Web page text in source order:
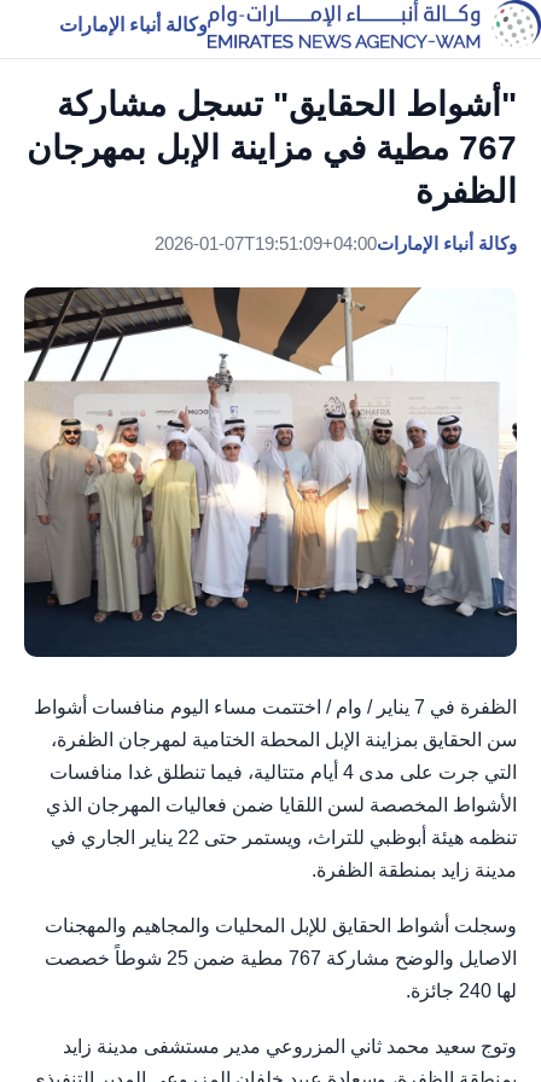
وكالة أنباء الإمارات
"أشواط الحقايق" تسجل مشاركة
767 مطية في مزاينة الإبل بمهرجان
الظفرة
وكالة أنباء الإمارات2026-01-07T19:51:09+04:00
الظفرة في 7 يناير / وام / اختتمت مساء اليوم منافسات أشواط
سن الحقايق بمزاينة الإبل المحطة الختامية لمهرجان الظفرة،
التي جرت على مدى 4 أيام متتالية، فيما تنطلق غدا منافسات
الأشواط المخصصة لسن اللقايا ضمن فعاليات المهرجان الذي
تنظمه هيئة أبوظبي للتراث، ويستمر حتى 22 يناير الجاري في
مدينة زايد بمنطقة الظفرة.
وسجلت أشواط الحقايق للإبل المحليات والمجاهيم والمهجنات
الاصايل والوضح مشاركة 767 مطية ضمن 25 شوطاً خصصت
لها 240 جائزة.
وتوج سعيد محمد ثاني المزروعي مدير مستشفى مدينة زايد